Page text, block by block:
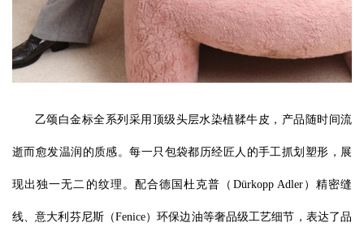
乙颂白金标全系列采用顶级头层水染植鞣牛皮，产品随时间流
逝而愈发温润的质感。每一只包袋都历经匠人的手工抓划塑形，展
现出独一无二的纹理。配合德国杜克普（Dürkopp Adler）精密缝
线、意大利芬尼斯（Fenice）环保边油等奢品级工艺细节，表达了品